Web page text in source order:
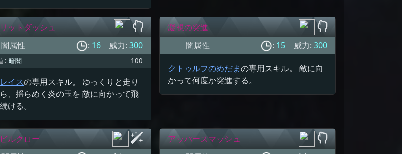
ットダッシュ
闇属性
: 16 威力: 300
: 暗闇 100
イスの専用スキル。 ゆっくりと走り
、揺らめく炎の玉を 敵に向かって飛
ける。
凝視の突進
闇属性
: 15 威力: 300
クトゥルフのめだまの専用スキル。 敵に向
かって何度か突進する。
ルクロー
アッパースマッシュ